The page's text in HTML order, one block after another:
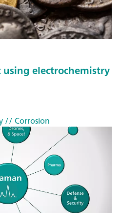
electrochemistry
// Corrosion